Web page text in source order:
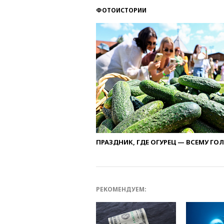
ФОТОИСТОРИИ
ПРАЗДНИК, ГДЕ ОГУРЕЦ — ВСЕМУ
РЕКОМЕНДУЕМ: